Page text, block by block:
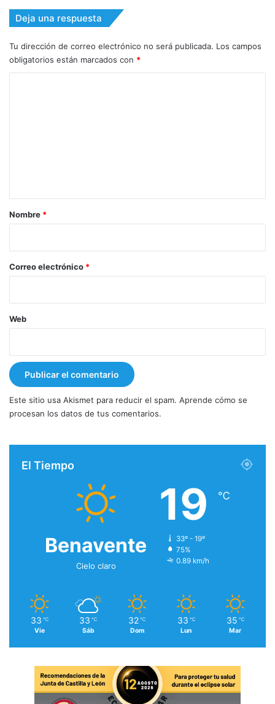
Deja una respuesta
Tu dirección de correo electrónico no será publicada. Los campos
obligatorios están marcados con *
r
*
Nombre *
Correo electrónico *
Web
Este sitio usa Akismet para reducir el spam. Aprende cómo se
procesan los datos de tus comentarios.
El Tiempo
Benavente
Cielo claro
19 ℃
33º - 19º
75%
0.89 km/h
33 ℃
Vie
33 ℃
Sáb
32 ℃
Dom
33 ℃
Lun
35 ℃
Mar